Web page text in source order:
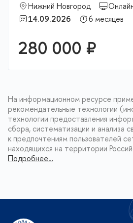
Нижний Новгород
14.09.2026
6 месяцев
280 000 ₽
На информационном ресурсе
рекомендательные технологии
технологии предоставления
сбора, систематизации и анализа
к предпочтениям пользователей
находящихся на территории
Подробнее…